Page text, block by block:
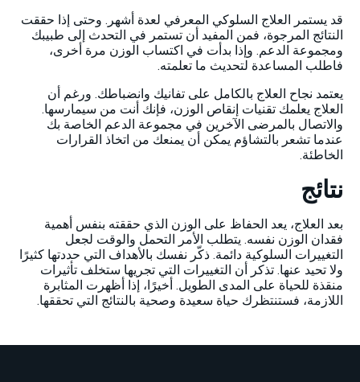
قد يستمر العلاج السلوكي المعرفي لعدة أشهر. وحتى إذا حققت
النتائج المرجوة، فمن المفيد أن تستمر في التحدث إلى طبيبك
ومجموعة الدعم. وإذا بدأت في اكتساب الوزن مرة أخرى،
فاطلب المساعدة لتحديث ما تعلمته.
يعتمد نجاح العلاج بالكامل على تفانيك وانضباطك. ورغم أن
العلاج يعلمك تقنيات إنقاص الوزن، فإنك أنت من سيمارسها.
والاتصال بالمرضى الآخرين في مجموعة الدعم الخاصة بك
عندما تشعر بالتشاؤم يمكن أن يمنعك من اتخاذ القرارات
الخاطئة.
نتائج
بعد العلاج، يعد الحفاظ على الوزن الذي حققته بنفس أهمية
فقدان الوزن نفسه. يتطلب الأمر التحمل والوقت لجعل
التغييرات السلوكية دائمة. ذكّر نفسك بالأهداف التي حددتها كثيرًا
ولا تحيد عنها. تذكر أن التغييرات التي تجريها ستخلف تأثيرات
منقذة للحياة على المدى الطويل. أخيرًا، إذا أظهرت المثابرة
اللازمة، فستنتظرك حياة سعيدة وصحية بالنتائج التي تحققها.